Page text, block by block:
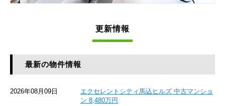
更新情報
最新の物件情報
2026年08月09日
エクセレントシティ馬込ヒルズ 中古マンショ
ン 8,480万円